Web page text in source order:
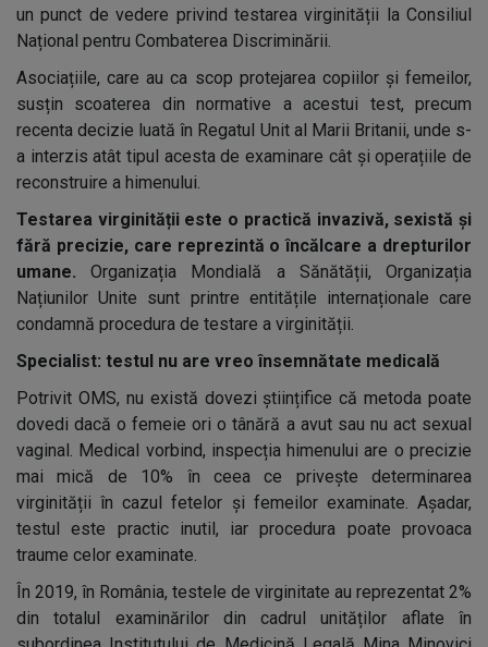
un punct de vedere privind testarea virginității la Consiliul
Național pentru Combaterea Discriminării.
Asociațiile, care au ca scop protejarea copiilor și femeilor,
susțin scoaterea din normative a acestui test, precum
recenta decizie luată în Regatul Unit al Marii Britanii, unde s-
a interzis atât tipul acesta de examinare cât și operațiile de
reconstruire a himenului.
Testarea virginității este o practică invazivă, sexistă și
fără precizie, care reprezintă o încălcare a drepturilor
umane. Organizația Mondială a Sănătății, Organizația
Națiunilor Unite sunt printre entitățile internaționale care
condamnă procedura de testare a virginității.
Specialist: testul nu are vreo însemnătate medicală
Potrivit OMS, nu există dovezi științifice că metoda poate
dovedi dacă o femeie ori o tânără a avut sau nu act sexual
vaginal. Medical vorbind, inspecția himenului are o precizie
mai mică de 10% în ceea ce privește determinarea
virginității în cazul fetelor și femeilor examinate. Așadar,
testul este practic inutil, iar procedura poate provoaca
traume celor examinate.
În 2019, în România, testele de virginitate au reprezentat 2%
din totalul examinărilor din cadrul unităților aflate în